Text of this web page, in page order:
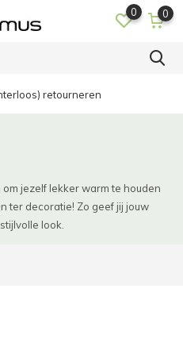
0 0
retourneren
jezelf lekker warm te houden
ter decoratie! Zo geef jij jouw
look.